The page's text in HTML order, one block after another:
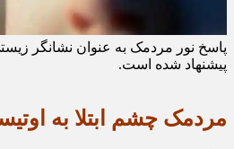
پاسخ نور مردمک به عنوان نشانگر
پیشنهاد شده است.
مردمک چشم ابتلا به